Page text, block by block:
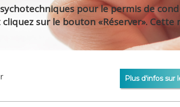
pour le permis de
sur le bouton «Réserver».
Plus d'infos sur